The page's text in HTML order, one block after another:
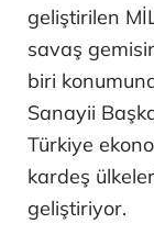
geliştirilen
savaş
biri
Sanayii
Türkiye
kardeş
geliştiriyor.